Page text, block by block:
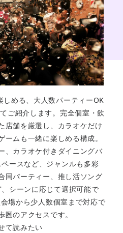
める、大人数パーティーOK
ご紹介します。完全個室・飲
店舗を厳選し、カラオケだけ
ムも一緒に楽しめる構成。
、カラオケ付きダイニングバ
ースなど、ジャンルも多彩
同パーティー、推し活ソング
シーンに応じて選択可能で
場から少人数個室まで対応で
圏のアクセスです。
て読みたい